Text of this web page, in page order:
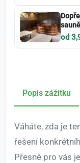
od
Popis zážitku
Váháte, zda je
řešení
Přesně pro vás